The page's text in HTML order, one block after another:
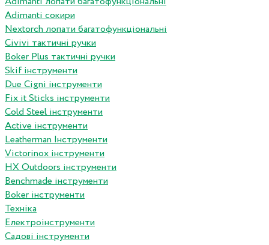
Adimanti сокири
Nextorch лопати багатофункціональні
Сivivi тактичні ручки
Boker Plus тактичні ручки
Skif інструменти
Due Cigni інструменти
Fix it Sticks інструменти
Сold Steel інструменти
Active інструменти
Leatherman Інструменти
Victorinox інструменти
HX Outdoors інструменти
Benchmade інструменти
Boker інструменти
Техніка
Електроінструменти
Садові інструменти